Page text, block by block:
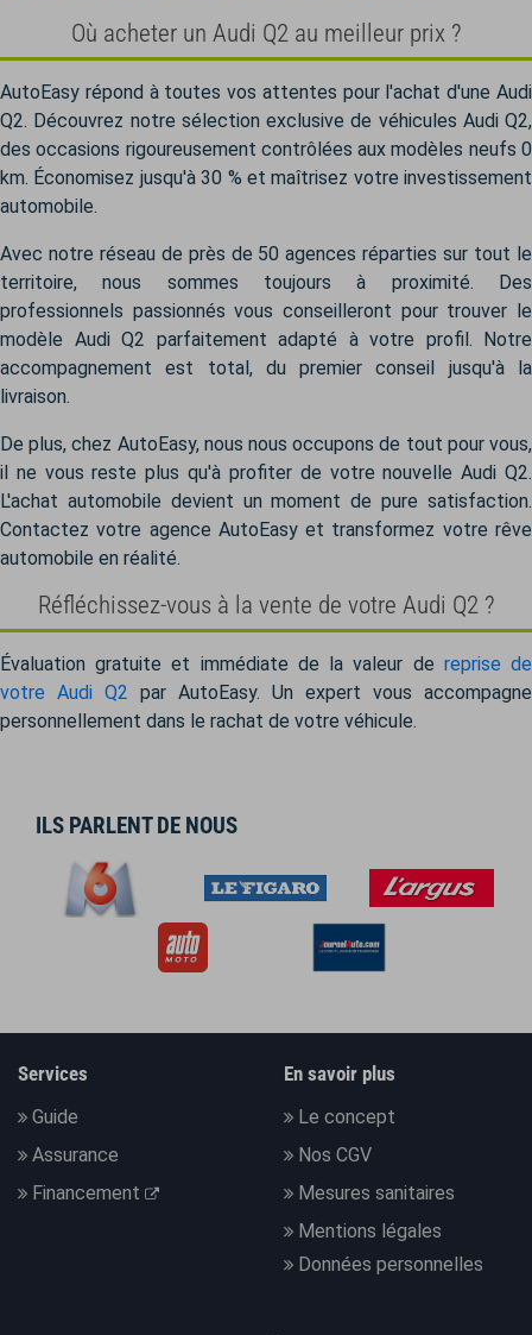
Où acheter un Audi Q2 au meilleur prix ?
AutoEasy répond à toutes vos attentes pour l'achat d'une Audi
Q2. Découvrez notre sélection exclusive de véhicules Audi Q2,
des occasions rigoureusement contrôlées aux modèles neufs 0
km. Économisez jusqu'à 30 % et maîtrisez votre investissement
automobile.
Avec notre réseau de près de 50 agences réparties sur tout le
territoire, nous sommes toujours à proximité. Des
professionnels passionnés vous conseilleront pour trouver le
modèle Audi Q2 parfaitement adapté à votre profil. Notre
accompagnement est total, du premier conseil jusqu'à la
livraison.
De plus, chez AutoEasy, nous nous occupons de tout pour vous,
il ne vous reste plus qu'à profiter de votre nouvelle Audi Q2.
L'achat automobile devient un moment de pure satisfaction.
Contactez votre agence AutoEasy et transformez votre rêve
automobile en réalité.
Réfléchissez-vous à la vente de votre Audi Q2 ?
Évaluation gratuite et immédiate de la valeur de reprise de
votre Audi Q2 par AutoEasy. Un expert vous accompagne
personnellement dans le rachat de votre véhicule.
ILS PARLENT DE NOUS
Services
Guide
Assurance
Financement
En savoir plus
Le concept
Nos CGV
Mesures sanitaires
Mentions légales
Données personnelles